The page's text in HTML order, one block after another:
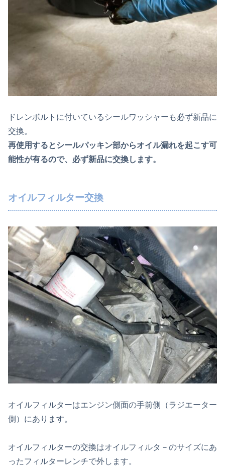
ドレンボルトに付いているシールワッシャーも必ず新品に
交換。
再使用するとシールパッキン部からオイル漏れを起こす可
能性が有るので、必ず新品に交換します。
オイルフィルター交換
オイルフィルターはエンジン側面の手前側（ラジエーター
側）にあります。
オイルフィルターの交換はオイルフィルタ－のサイズにあ
ったフィルターレンチで外します。